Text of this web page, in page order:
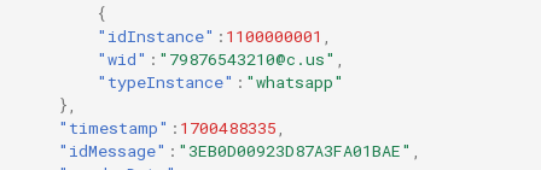
{
"idInstance" : 1100000001 ,
"wid" : "79876543210@c.us" ,
"typeInstance" : "whatsapp"
},
"timestamp" : 1700488335,
"idMessage" : "3EB0D00923D87A3FA01BAE" ,